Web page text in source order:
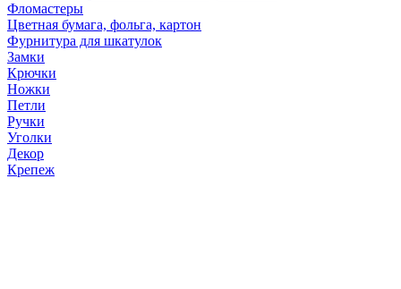
Фломастеры
Цветная бумага, фольга, картон
Фурнитура для шкатулок
Замки
Крючки
Ножки
Петли
Ручки
Уголки
Декор
Крепеж